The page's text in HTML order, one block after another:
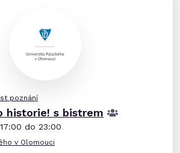
poznání
historie! s bistrem
do 23:00
v Olomouci